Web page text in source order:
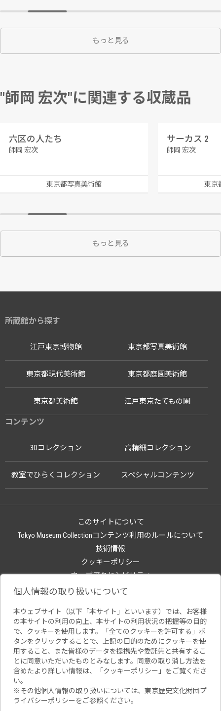
もっと見る
"師岡 宏次"に関連する収蔵品
六区の人たち
師岡 宏次
東京都写真美術館
サーカス 2
師岡 宏次
東京
もっと見る
所蔵館から探す
江戸東京博物館
江戸東京たてもの園
東京都写真美術館
東京都現代美術館 東京都庭園美術館
東京都美術館
コンテンツ
3Dコレクション 高精細コレクション
教室でひらくコレクション スペシャルコンテンツ
このサイトについて
Tokyo Museum Collectionコンテンツ利用のルールについて
技術情報
クッキーポリシー
ウェブアクセシビリティ
関連サイト
個人情報の取り扱いについて
本ウェブサイト（以下「本サイト」といいます）では、お客様
の本サイトの利用の向上、本サイトの利用状況の把握等の目的
で、クッキーを使用します。「全てのクッキーを許可する」ボ
タンをクリックすることで、上記の目的のためにクッキーを使
用すること、また皆様のデータを提携先や委託先と共有するこ
とに同意いただいたものとみなします。同意の取り消し方法を
含めたより詳しい情報は、「 クッキーポリシー 」をご覧くださ
い。
※その他個人情報の取り扱いについては、 東京歴史文化財団プ
ライバシーポリシーをご参照ください。